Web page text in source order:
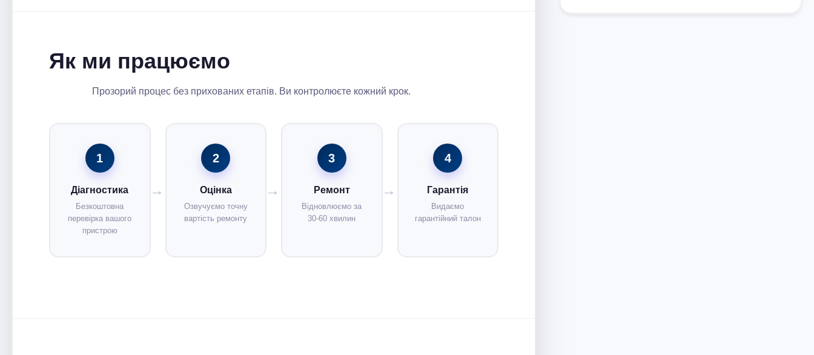
Як ми працюємо
Прозорий процес без прихованих етапів. Ви контролюєте кожний крок.
1
Діагностика
Безкоштовна
перевірка вашого
пристрою
2
Оцінка
Озвучуємо точну
вартість ремонту
3
Ремонт
Відновлюємо за
30-60 хвилин
4
Гарантія
Видаємо
гарантійний талон